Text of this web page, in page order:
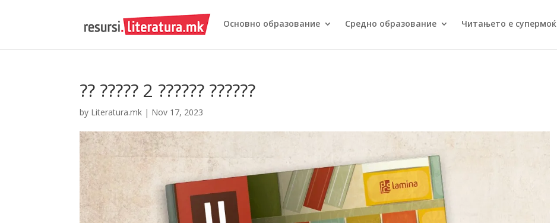
Основно образование Средно образование Читањето е супермоќ
?? ????? 2 ?????? ??????
by Literatura.mk | Nov 17, 2023